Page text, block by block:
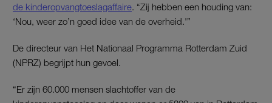
de kinderopvangtoeslagaffaire. “Zij hebben een houding van:
‘Nou, weer zo’n goed idee van de overheid.'”
De directeur van Het Nationaal Programma Rotterdam Zuid
(NPRZ) begrijpt hun gevoel.
“Er zijn 60.000 mensen slachtoffer van de